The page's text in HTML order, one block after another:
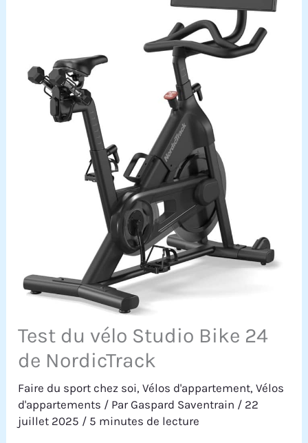
Test du vélo Studio Bike 24
de NordicTrack
Faire du sport chez soi,Vélos d'appartement,Vélos
d'appartements / ParGaspard Saventrain / 22
juillet 2025 / 5 minutes de lecture